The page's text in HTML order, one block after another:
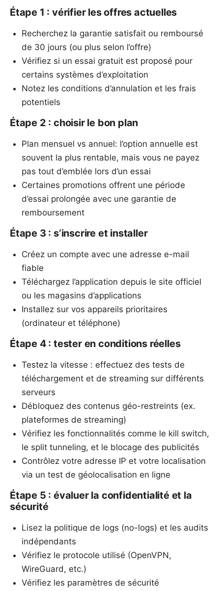
Étape 1 : vérifier les offres actuelles
Recherchez la garantie satisfait ou remboursé
de 30 jours (ou plus selon l’offre)
Vérifiez si un essai gratuit est proposé pour
certains systèmes d’exploitation
Notez les conditions d’annulation et les frais
potentiels
Étape 2 : choisir le bon plan
Plan mensuel vs annuel: l’option annuelle est
souvent la plus rentable, mais vous ne payez
pas tout d’emblée lors d’un essai
Certaines promotions offrent une période
d’essai prolongée avec une garantie de
remboursement
Étape 3 : s’inscrire et installer
Créez un compte avec une adresse e-mail
fiable
Téléchargez l’application depuis le site officiel
ou les magasins d’applications
Installez sur vos appareils prioritaires
(ordinateur et téléphone)
Étape 4 : tester en conditions réelles
Testez la vitesse : effectuez des tests de
téléchargement et de streaming sur différents
serveurs
Débloquez des contenus géo-restreints (ex.
plateformes de streaming)
Vérifiez les fonctionnalités comme le kill switch,
le split tunneling, et le blocage des publicités
Contrôlez votre adresse IP et votre localisation
via un test de géolocalisation en ligne
Étape 5 : évaluer la confidentialité et la
sécurité
Lisez la politique de logs (no-logs) et les audits
indépendants
Vérifiez le protocole utilisé (OpenVPN,
WireGuard, etc.)
Vérifiez les paramètres de sécurité